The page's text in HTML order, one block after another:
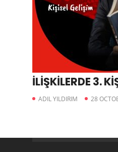
İLİŞKİLERDE 3.
ADIL YILDIRIM 28